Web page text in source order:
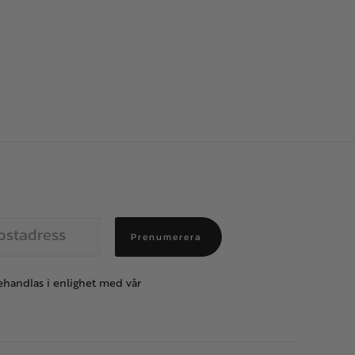
Prenumerera
i enlighet med vår